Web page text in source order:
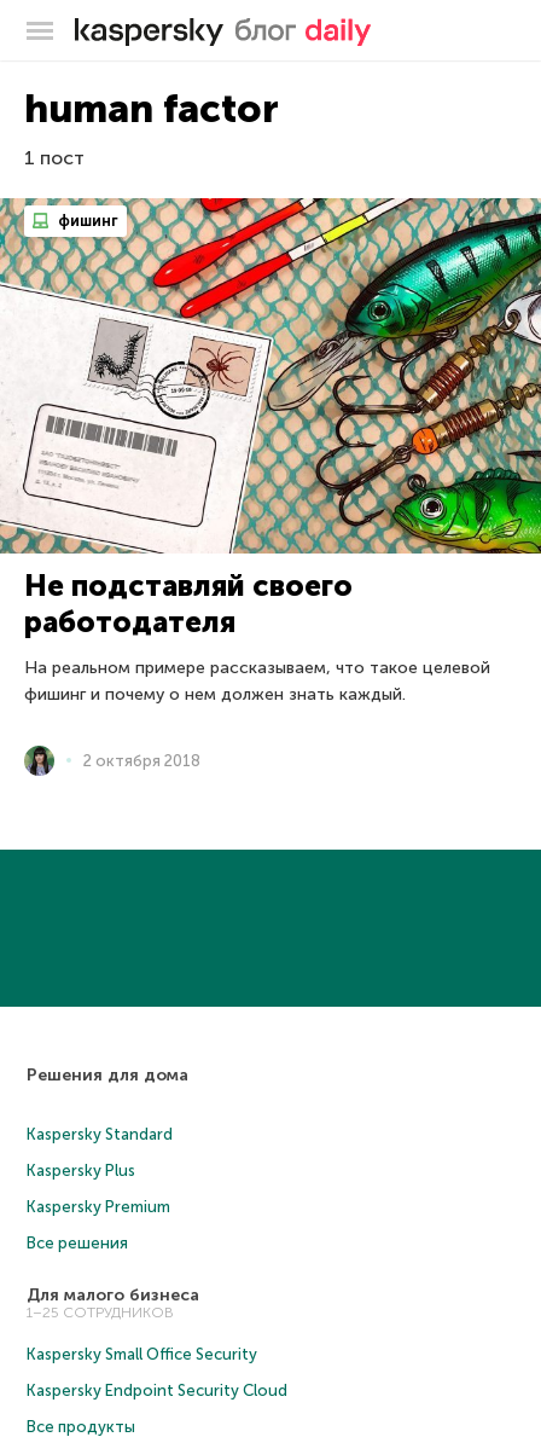
Блог Касперского
human factor
1 пост
фишинг
Не подставляй своего
работодателя
На реальном примере рассказываем, что такое целевой
фишинг и почему о нем должен знать каждый.
2 октября 2018
Решения для дома
Kaspersky Standard
Kaspersky Plus
Kaspersky Premium
Все решения
Для малого бизнеса
1–25 СОТРУДНИКОВ
Kaspersky Small Office Security
Kaspersky Endpoint Security Cloud
Все продукты